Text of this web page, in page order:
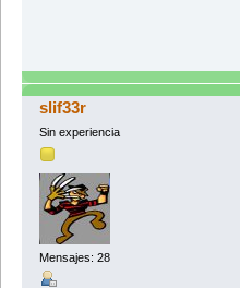
slif33r
Sin experiencia
Mensajes: 28